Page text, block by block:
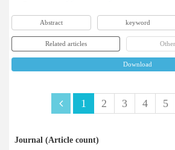
Abstract keyword
Related articles
Download
1 2 3 4 5
Journal (Article count)